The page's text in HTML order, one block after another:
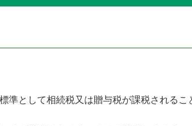
として相続税又は贈与税が課税されるこ